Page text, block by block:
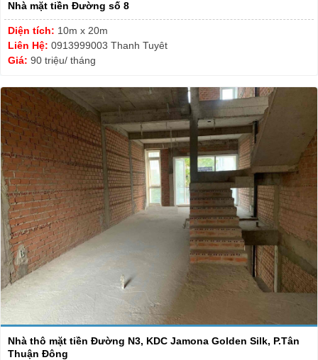
Nhà mặt tiền Đường số 8
Diện tích: 10m x 20m
Liên Hệ: 0913999003 Thanh Tuyêt
Giá: 90 triệu/ tháng
Nhà thô mặt tiền Đường N3, KDC Jamona Golden Silk, P.Tân
Thuận Đông